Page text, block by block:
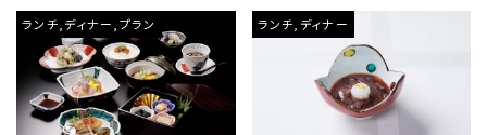
ランチ,ディナー,プラン ランチ,ディナー